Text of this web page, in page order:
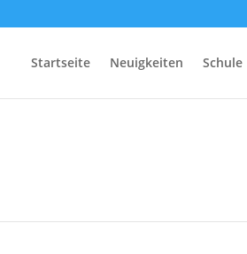
Startseite Neuigkeiten Schule